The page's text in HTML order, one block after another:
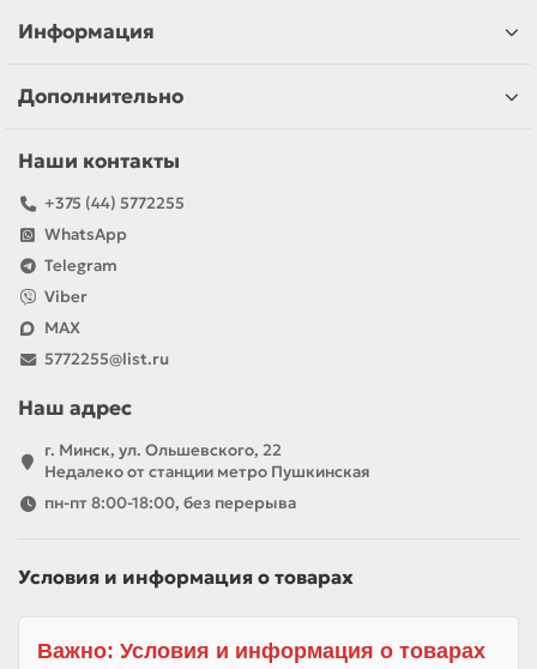
Информация
Дополнительно
Наши контакты
+375 (44) 5772255
WhatsApp
Telegram
Viber
MAX
5772255@list.ru
Наш адрес
г. Минск, ул. Ольшевского, 22
Недалеко от станции метро Пушкинская
пн-пт 8:00-18:00, без перерыва
Условия и информация о товарах
Важно: Условия и информация о товарах